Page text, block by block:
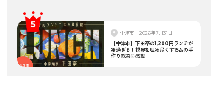
中津市
2026年7月31日
【中津市】下田亭の1,200円ランチが
凄過ぎる！視界を埋め尽くす15品の手
作り総菜に感動